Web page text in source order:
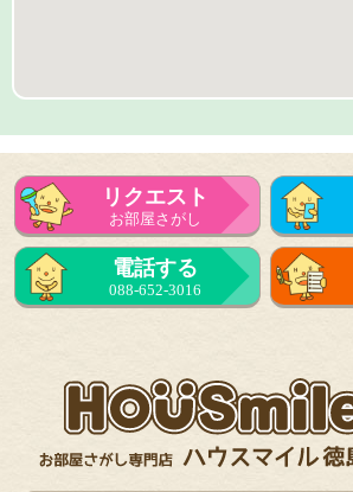
リクエスト
お部屋さがし
電話する
088-652-3016